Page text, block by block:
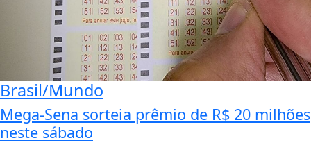
Brasil/Mundo
Mega-Sena sorteia prêmio de R$ 20 milhões
neste sábado